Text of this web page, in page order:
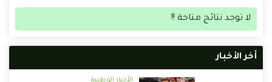
لا توجد نتائج متاحة !!
أخر الأخبار
الأخبار الوطنية